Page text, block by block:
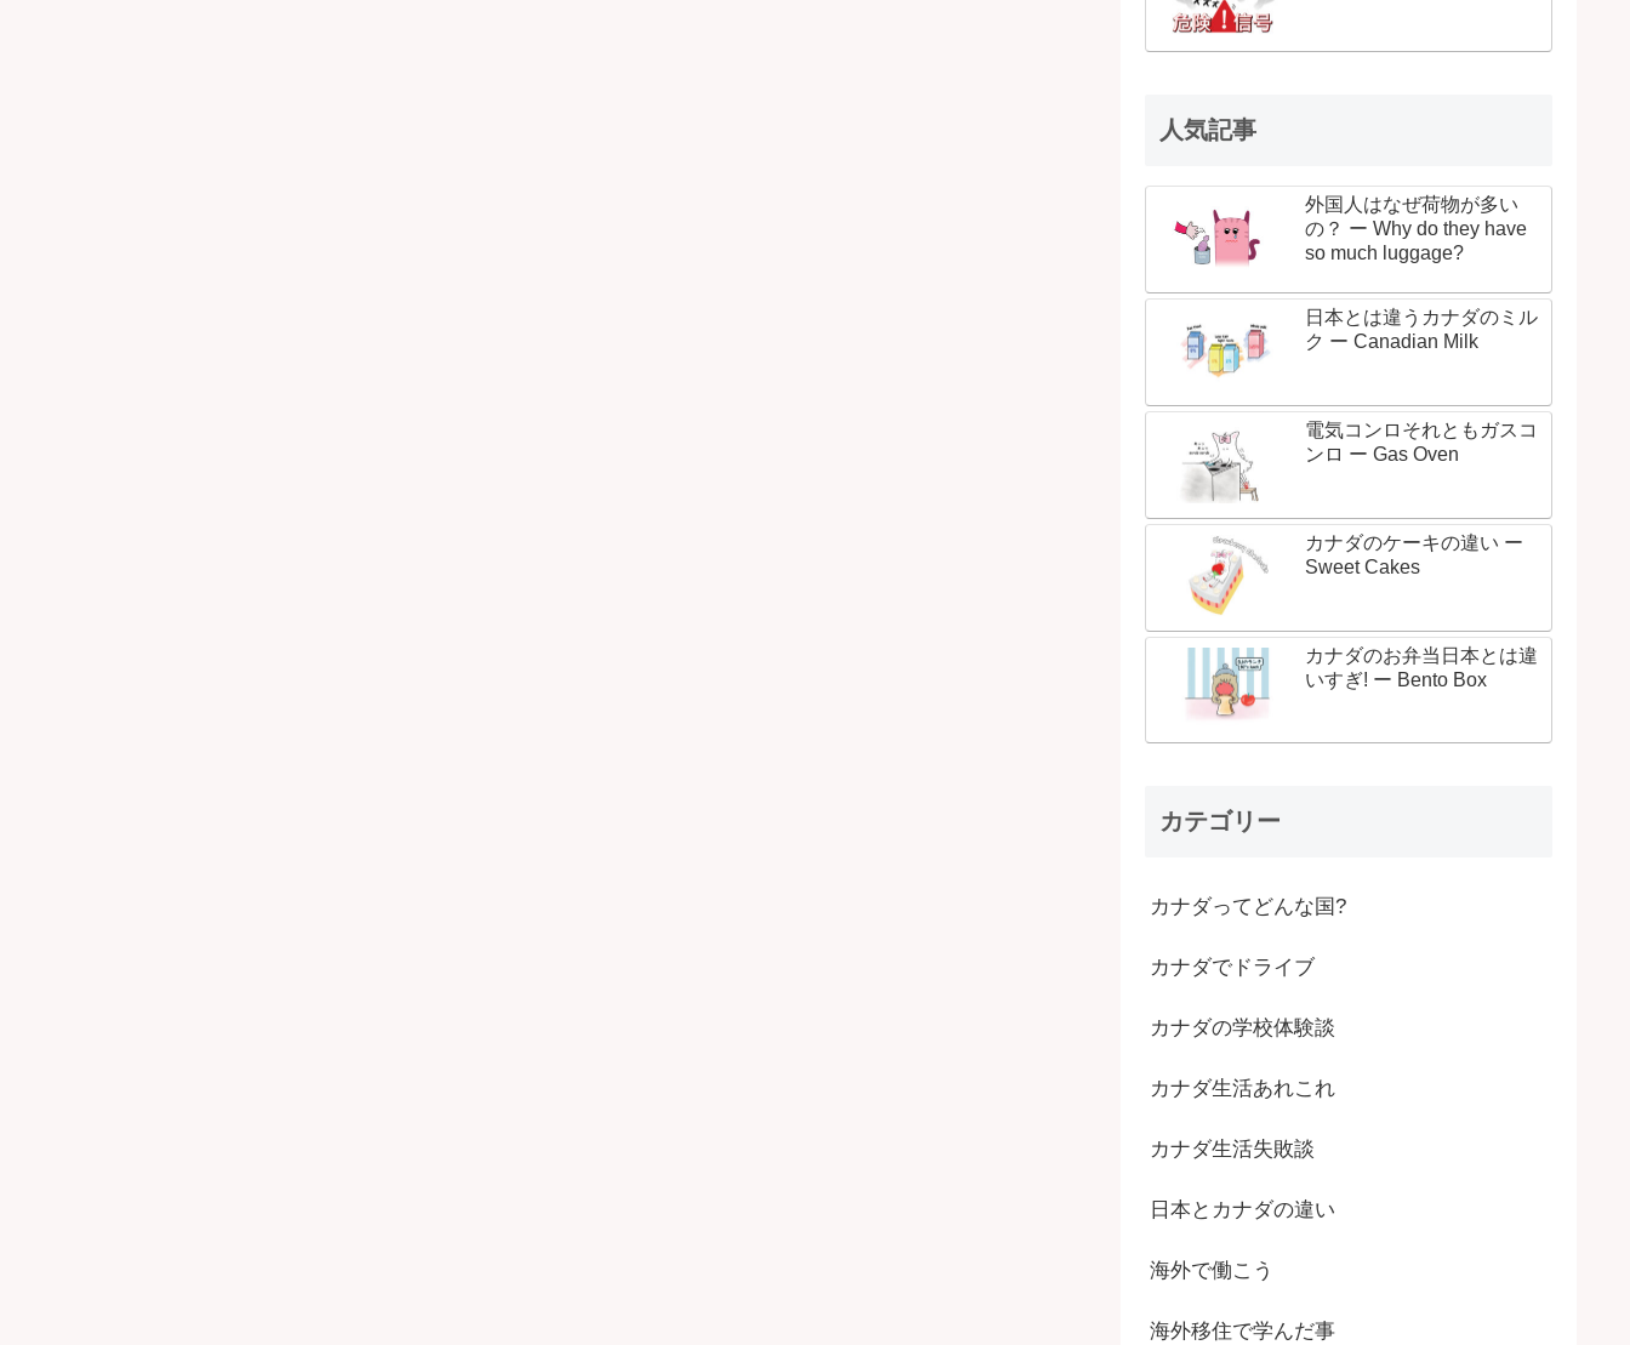
人気記事
外国人はなぜ荷物が多い
の？ ー Why do they have
so much luggage?
日本とは違うカナダのミル
ク ー Canadian Milk
電気コンロそれともガスコ
ンロ ー Gas Oven
カナダのケーキの違い ー
Sweet Cakes
カナダのお弁当日本とは違
いすぎ! ー Bento Box
カテゴリー
カナダってどんな国?
カナダでドライブ
カナダの学校体験談
カナダ生活あれこれ
カナダ生活失敗談
日本とカナダの違い
海外で働こう
海外移住で学んだ事